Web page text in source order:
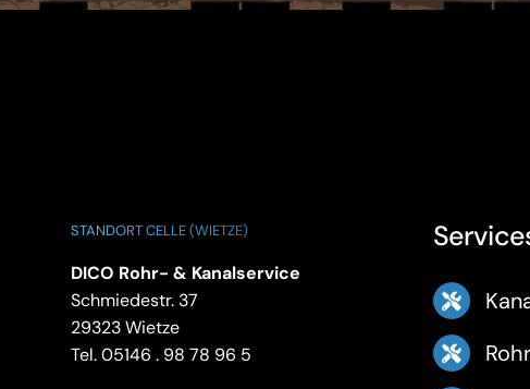
STANDORT CELLE (WIETZE)
DICO Rohr- & Kanalservice
Schmiedestr. 37
29323 Wietze
Tel. 05146 . 98 78 96 5